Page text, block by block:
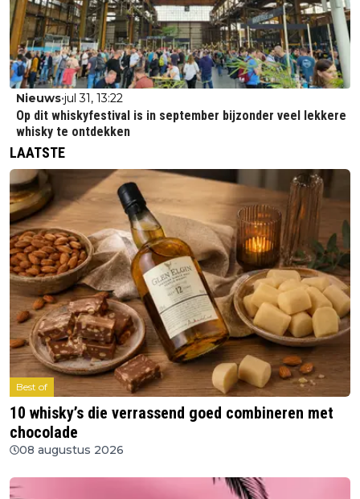
Nieuws•jul 31, 13:22
Op dit whiskyfestival is in september bijzonder veel lekkere
whisky te ontdekken
LAATSTE
Best of
10 whisky’s die verrassend goed combineren met
chocolade
08 augustus 2026